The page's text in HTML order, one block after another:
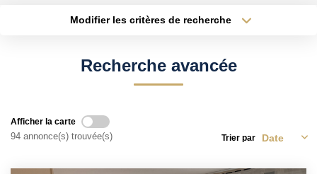
NOTRE AGENCE
Qui Sommes-Nous ?
Modifier les critères de recherche
Recherche avancée
Afficher la carte
94 annonce(s) trouvée(s) Trier par